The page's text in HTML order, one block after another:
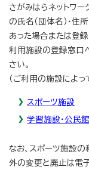
さがみはらネットワー
の氏名（団体名）・住
あった場合または登
利用施設の登録窓口
さい。
（ご利用の施設によっ
スポーツ施設
学習施設・公民館
なお、スポーツ施設
外の変更と廃止は電